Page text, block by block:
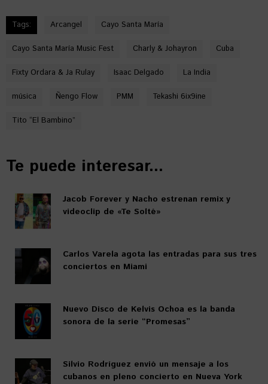
Tags: Arcangel Cayo Santa María
Cayo Santa María Music Fest Charly & Johayron Cuba
Fixty Ordara & Ja Rulay Isaac Delgado La India
música Ñengo Flow PMM Tekashi 6ix9ine
Tito “El Bambino”
Te puede interesar...
Jacob Forever y Nacho estrenan remix y
videoclip de «Te Solté»
Carlos Varela agota las entradas para sus tres
conciertos en Miami
Nuevo Disco de Kelvis Ochoa es la banda
sonora de la serie “Promesas”
Silvio Rodríguez envió un mensaje a los
cubanos en pleno concierto en Nueva York